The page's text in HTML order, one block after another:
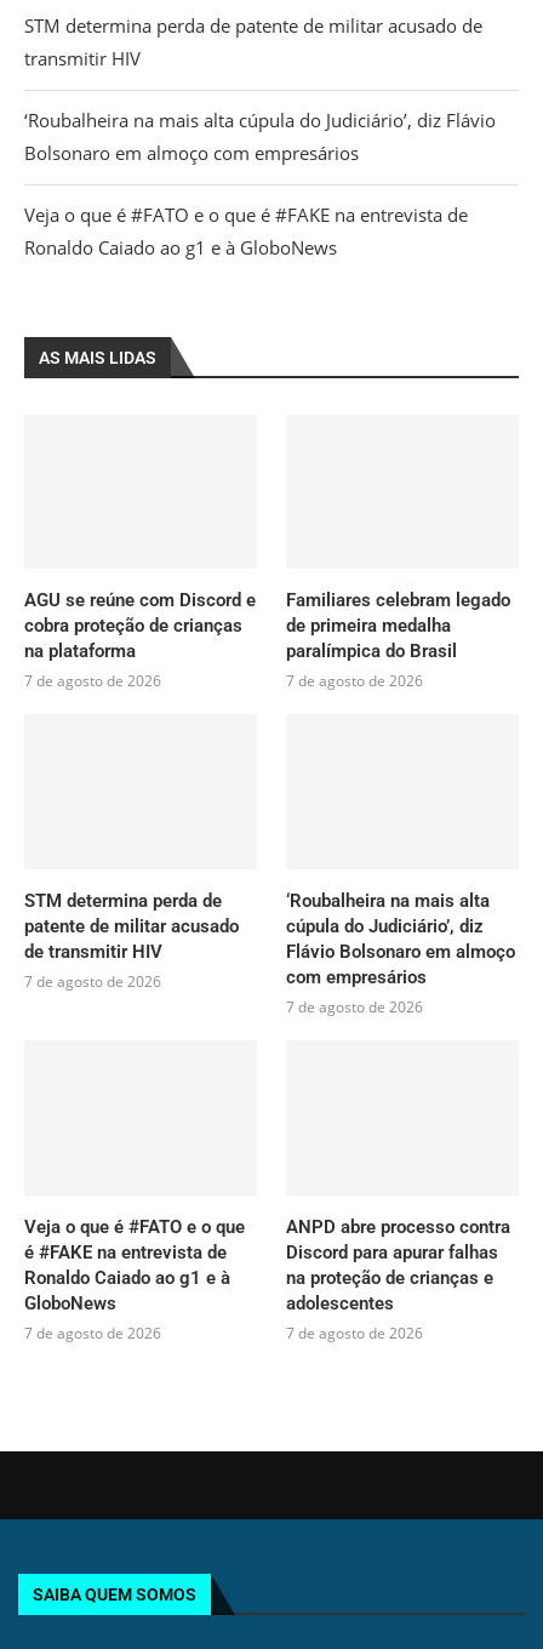
STM determina perda de patente de militar acusado de
transmitir HIV
‘Roubalheira na mais alta cúpula do Judiciário’, diz Flávio
Bolsonaro em almoço com empresários
Veja o que é #FATO e o que é #FAKE na entrevista de
Ronaldo Caiado ao g1 e à GloboNews
AS MAIS LIDAS
AGU se reúne com Discord e
cobra proteção de crianças
na plataforma
7 de agosto de 2026
Familiares celebram legado
de primeira medalha
paralímpica do Brasil
7 de agosto de 2026
STM determina perda de
patente de militar acusado
de transmitir HIV
7 de agosto de 2026
‘Roubalheira na mais alta
cúpula do Judiciário’, diz
Flávio Bolsonaro em almoço
com empresários
7 de agosto de 2026
Veja o que é #FATO e o que
é #FAKE na entrevista de
Ronaldo Caiado ao g1 e à
GloboNews
7 de agosto de 2026
ANPD abre processo contra
Discord para apurar falhas
na proteção de crianças e
adolescentes
7 de agosto de 2026
SAIBA QUEM SOMOS